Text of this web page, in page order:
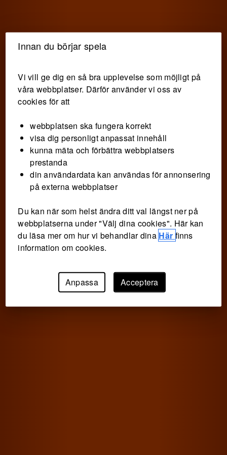
Innan du börjar spela
Vi vill ge dig en så bra upplevelse som möjligt på
våra webbplatser. Därför använder vi oss av
cookies för att
webbplatsen ska fungera korrekt
visa dig personligt anpassat innehåll
kunna mäta och förbättra webbplatsers
prestanda
din användardata kan användas för annonsering
på externa webbplatser
Du kan när som helst ändra ditt val längst ner på
webbplatserna under "Välj dina cookies". Här kan
du läsa mer om hur vi behandlar dina Här finns
information om cookies.
Anpassa Acceptera